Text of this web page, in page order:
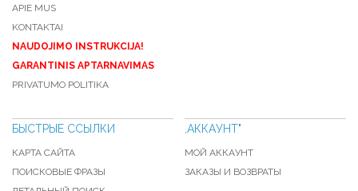
APIE MUS
KONTAKTAI
NAUDOJIMO INSTRUKCIJA!
GARANTINIS APTARNAVIMAS
PRIVATUMO POLITIKA
БЫСТРЫЕ ССЫЛКИ
КАРТА САЙТА
ПОИСКОВЫЕ ФРАЗЫ
,АККАУНТ"
МОЙ АККАУНТ
ЗАКАЗЫ И ВОЗВРАТЫ